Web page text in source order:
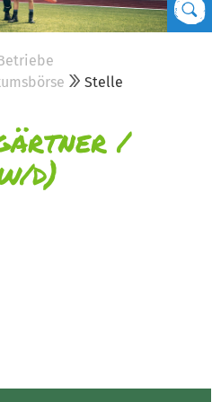
Stelle
/
d)